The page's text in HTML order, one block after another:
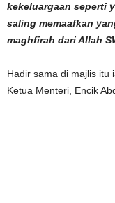
kekeluargaan seperti
saling memaafkan
maghfirah dari Allah
Hadir sama di majlis itu
Ketua Menteri, Encik